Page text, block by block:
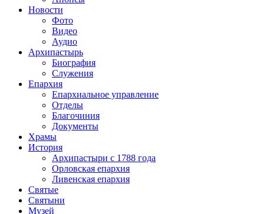
Новости
Фото
Видео
Аудио
Архипастырь
Биография
Служения
Епархия
Епархиальное управление
Отделы
Благочиния
Документы
Храмы
История
Архипастыри с 1788 года
Орловская епархия
Ливенская епархия
Святые
Святыни
Музей